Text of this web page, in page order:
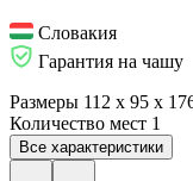
Словакия
Гарантия на чашу
Размеры 112 х 95 х
Количество мест 1
Все характеристики